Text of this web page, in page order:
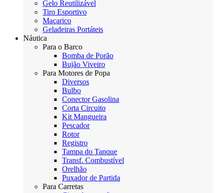
Gelo Reutilizável
Tiro Esportivo
Maçarico
Geladeiras Portáteis
Náutica
Para o Barco
Bomba de Porão
Bujão Viveiro
Para Motores de Popa
Diversos
Bulbo
Conector Gasolina
Corta Circuito
Kit Mangueira
Pescador
Rotor
Registro
Tampa do Tanque
Transf. Combustível
Orelhão
Puxador de Partida
Para Carretas